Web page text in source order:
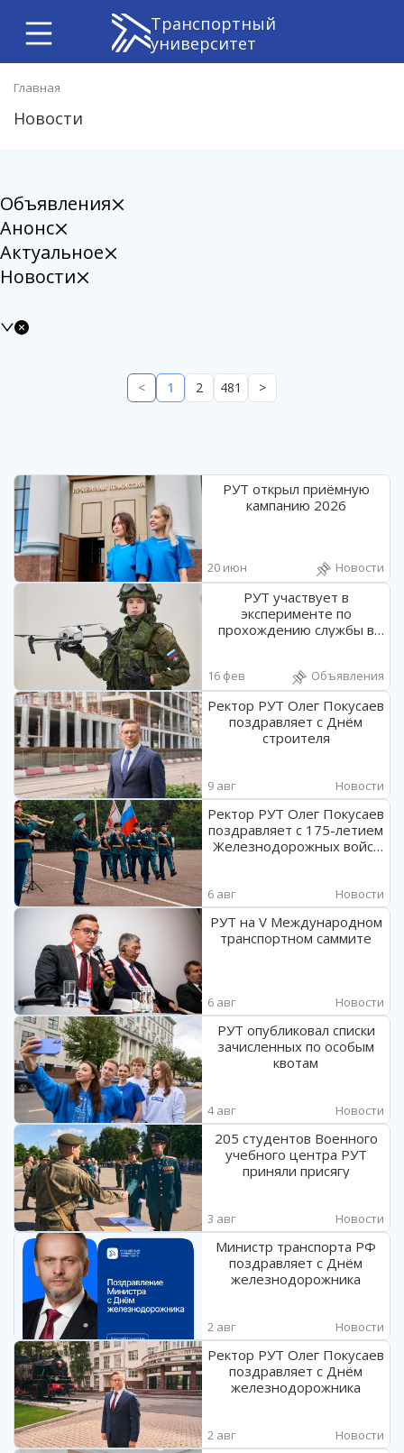
Транспортный
университет
Главная
Новости
Объявления
Анонс
Актуальное
Новости
< 1 2 481 >
РУТ открыл приёмную
кампанию 2026
20 июн Новости
РУТ участвует в
эксперименте по
прохождению службы в
16 фев Объявления
Ректор РУТ Олег Покусаев
поздравляет с Днём
строителя
9 авг Новости
Ректор РУТ Олег Покусаев
поздравляет с 175-летием
Железнодорожных войск
6 авг Новости
РУТ на V Международном
транспортном саммите
6 авг Новости
РУТ опубликовал списки
зачисленных по особым
квотам
4 авг Новости
205 студентов Военного
учебного центра РУТ
приняли присягу
3 авг Новости
Министр транспорта РФ
поздравляет с Днём
железнодорожника
2 авг Новости
Ректор РУТ Олег Покусаев
поздравляет с Днём
железнодорожника
2 авг Новости